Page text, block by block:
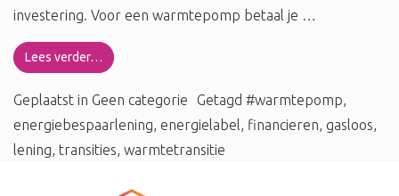
investering. Voor een warmtepomp betaal je …
Lees verder…
Geplaatst in Geen categorie Getagd #warmtepomp,
energiebespaarlening, energielabel, financieren, gasloos,
lening, transities, warmtetransitie